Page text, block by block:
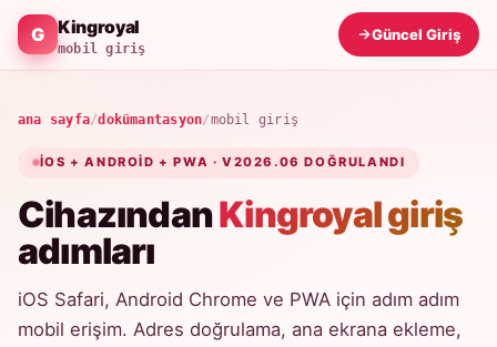
Kingroyal
mobil giriş
Güncel Giriş
ana sayfa/dokümantasyon/mobil giriş
IOS + ANDROID + PWA · V2026.06 DOĞRULANDI
CihazındanKingroyal giriş
adımları
iOS Safari, Android Chrome ve PWA için adım adım
mobil erişim. Adres doğrulama, ana ekrana ekleme,